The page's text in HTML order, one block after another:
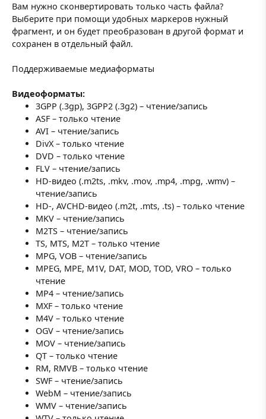
Вам нужно сконвертировать только часть файла?
Выберите при помощи удобных маркеров нужный
фрагмент, и он будет преобразован в другой формат и
сохранен в отдельный файл.
Поддерживаемые медиаформаты
Видеоформаты:
3GPP (.3gp), 3GPP2 (.3g2) – чтение/запись
ASF – только чтение
AVI – чтение/запись
DivX – только чтение
DVD – только чтение
FLV – чтение/запись
HD-видео (.m2ts, .mkv, .mov, .mp4, .mpg, .wmv) –
чтение/запись
HD-, AVCHD-видео (.m2t, .mts, .ts) – только чтение
MKV – чтение/запись
M2TS – чтение/запись
TS, MTS, M2T – только чтение
MPG, VOB – чтение/запись
MPEG, MPE, M1V, DAT, MOD, TOD, VRO – только
чтение
MP4 – чтение/запись
MXF – только чтение
M4V – только чтение
OGV – чтение/запись
MOV – чтение/запись
QT – только чтение
RM, RMVB – только чтение
SWF – чтение/запись
WebM – чтение/запись
WMV – чтение/запись